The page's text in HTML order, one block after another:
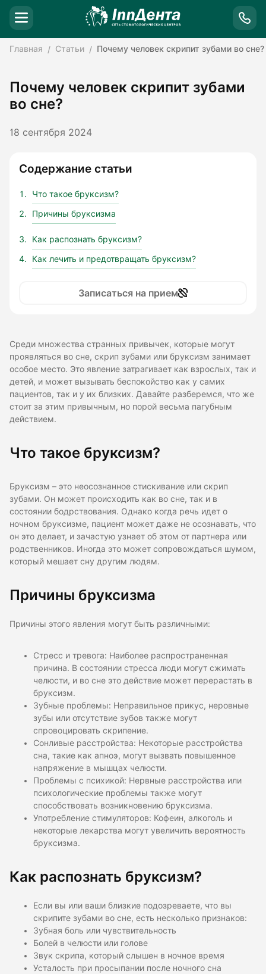
Главная Статьи Почему человек скрипит зубами во сне?
Почему человек скрипит зубами
во сне?
18 сентября 2024
Содержание статьи
Что такое бруксизм?
Причины бруксизма
Как распознать бруксизм?
Как лечить и предотвращать бруксизм?
Записаться на прием
Среди множества странных привычек, которые могут
проявляться во сне, скрип зубами или бруксизм занимает
особое место. Это явление затрагивает как взрослых, так и
детей, и может вызывать беспокойство как у самих
пациентов, так и у их близких. Давайте разберемся, что же
стоит за этим привычным, но порой весьма пагубным
действием.
Что такое бруксизм?
Бруксизм – это неосознанное стискивание или скрип
зубами. Он может происходить как во сне, так и в
состоянии бодрствования. Однако когда речь идет о
ночном бруксизме, пациент может даже не осознавать, что
он это делает, и зачастую узнает об этом от партнера или
родственников. Иногда это может сопровождаться шумом,
который мешает сну другим людям.
Причины бруксизма
Причины этого явления могут быть различными:
Стресс и тревога: Наиболее распространенная
причина. В состоянии стресса люди могут сжимать
челюсти, и во сне это действие может перерастать в
бруксизм.
Зубные проблемы: Неправильное прикус, неровные
зубы или отсутствие зубов также могут
спровоцировать скрипение.
Сонливые расстройства: Некоторые расстройства
сна, такие как апноэ, могут вызвать повышенное
напряжение в мышцах челюсти.
Проблемы с психикой: Нервные расстройства или
психологические проблемы также могут
способствовать возникновению бруксизма.
Употребление стимуляторов: Кофеин, алкоголь и
некоторые лекарства могут увеличить вероятность
бруксизма.
Как распознать бруксизм?
Если вы или ваши близкие подозреваете, что вы
скрипите зубами во сне, есть несколько признаков:
Зубная боль или чувствительность
Болей в челюсти или голове
Звук скрипа, который слышен в ночное время
Усталость при просыпании после ночного сна